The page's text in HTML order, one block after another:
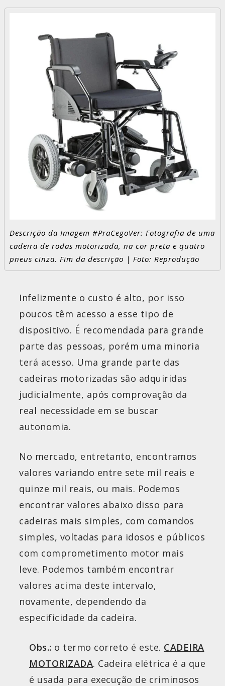
Descrição da Imagem #PraCegoVer: Fotografia de uma
cadeira de rodas motorizada, na cor preta e quatro
pneus cinza. Fim da descrição | Foto: Reprodução
Infelizmente o custo é alto, por isso
poucos têm acesso a esse tipo de
dispositivo. É recomendada para grande
parte das pessoas, porém uma minoria
terá acesso. Uma grande parte das
cadeiras motorizadas são adquiridas
judicialmente, após comprovação da
real necessidade em se buscar
autonomia.
No mercado, entretanto, encontramos
valores variando entre sete mil reais e
quinze mil reais, ou mais. Podemos
encontrar valores abaixo disso para
cadeiras mais simples, com comandos
simples, voltadas para idosos e públicos
com comprometimento motor mais
leve. Podemos também encontrar
valores acima deste intervalo,
novamente, dependendo da
especificidade da cadeira.
Obs.: o termo correto é este. CADEIRA
MOTORIZADA. Cadeira elétrica é a que
é usada para execução de criminosos